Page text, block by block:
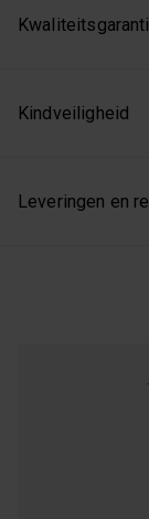
Kindveiligheid
Leveringen en